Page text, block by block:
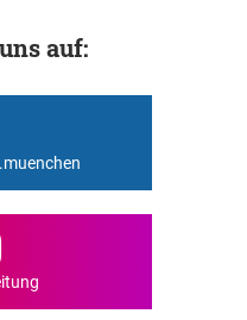
auf: